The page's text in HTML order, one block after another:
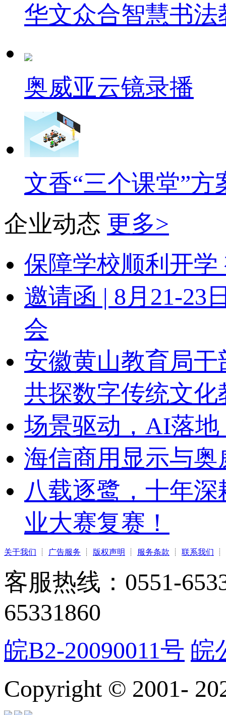
华文众合智慧书法
奥威亚云镜录播
文香“三个课堂”方
企业动态 更多>
保障学校顺利开
邀请函 | 8月21-23
会
安徽黄山教育局
共探数字传统文化
场景驱动，AI落
海信商用显示与
八载逐鹭，十年
业大赛复赛！
关于我们 ┊ 广告服务 ┊ 版权声明 ┊ 服务条款 ┊ 联系我们 ┊
客服热线：0551-
65331860
皖B2-20090011号 皖
Copyright © 2001-